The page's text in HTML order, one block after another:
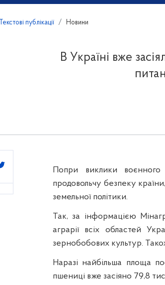
Текстові публікації Новини
В Україні вже
Попри виклики воєнного
продовольчу безпеку
земельної політики.
Так, за інформацією
аграрії всіх областей
зернобобових культур.
Наразі найбільша площа
пшениці вже засіяно 79,8